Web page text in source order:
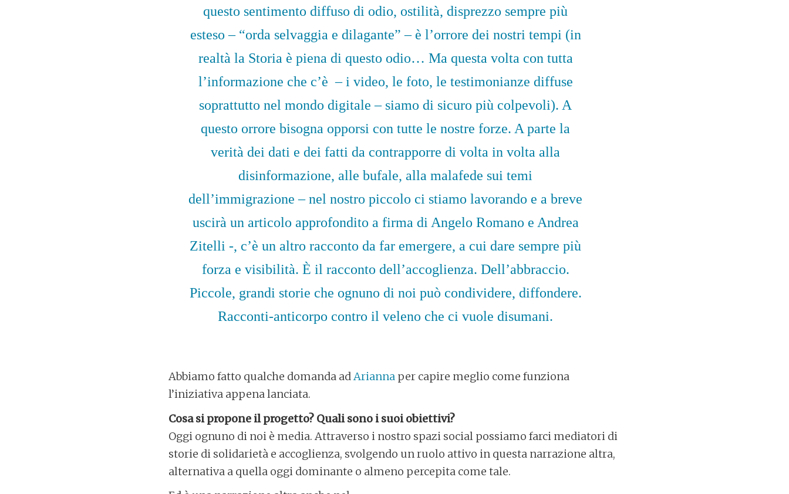
questo sentimento diffuso di odio, ostilità, disprezzo sempre più
esteso – “orda selvaggia e dilagante” – è l’orrore dei nostri tempi (in
realtà la Storia è piena di questo odio… Ma questa volta con tutta
l’informazione che c’è – i video, le foto, le testimonianze diffuse
soprattutto nel mondo digitale – siamo di sicuro più colpevoli). A
questo orrore bisogna opporsi con tutte le nostre forze. A parte la
verità dei dati e dei fatti da contrapporre di volta in volta alla
disinformazione, alle bufale, alla malafede sui temi
dell’immigrazione – nel nostro piccolo ci stiamo lavorando e a breve
uscirà un articolo approfondito a firma di Angelo Romano e Andrea
Zitelli -, c’è un altro racconto da far emergere, a cui dare sempre più
forza e visibilità. È il racconto dell’accoglienza. Dell’abbraccio.
Piccole, grandi storie che ognuno di noi può condividere, diffondere.
Racconti-anticorpo contro il veleno che ci vuole disumani.
Abbiamo fatto qualche domanda adArianna per capire meglio come funziona
l’iniziativa appena lanciata.
Cosa si propone il progetto? Quali sono i suoi obiettivi?
Oggi ognuno di noi è media. Attraverso i nostro spazi social possiamo farci mediatori di
storie di solidarietà e accoglienza, svolgendo un ruolo attivo in questa narrazione altra,
alternativa a quella oggi dominante o almeno percepita come tale.